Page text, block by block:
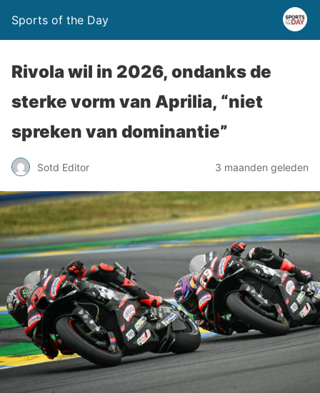
Sports of the Day
Rivola wil in 2026, ondanks de
sterke vorm van Aprilia, “niet
spreken van dominantie”
Sotd Editor 3 maanden geleden